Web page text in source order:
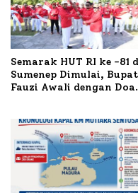
Semarak HUT RI ke -81
Sumenep Dimulai,
Fauzi Awali dengan Doa